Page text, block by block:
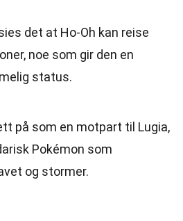
det at Ho-Oh kan reise
noe som gir den en
status.
på som en motpart til Lugia,
Pokémon som
og stormer.